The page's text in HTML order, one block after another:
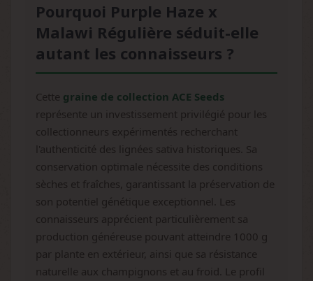
Pourquoi Purple Haze x
Malawi Régulière séduit-elle
autant les connaisseurs ?
Cette graine de collection ACE Seeds
représente un investissement privilégié pour les
collectionneurs expérimentés recherchant
l'authenticité des lignées sativa historiques. Sa
conservation optimale nécessite des conditions
sèches et fraîches, garantissant la préservation de
son potentiel génétique exceptionnel. Les
connaisseurs apprécient particulièrement sa
production généreuse pouvant atteindre 1000 g
par plante en extérieur, ainsi que sa résistance
naturelle aux champignons et au froid. Le profil